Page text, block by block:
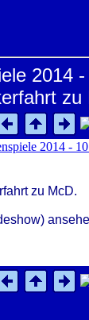
2014
zu McD.